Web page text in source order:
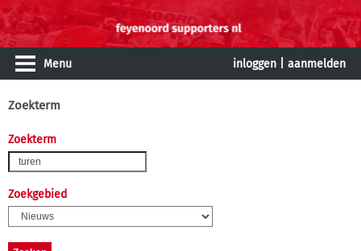
Menu inloggen aanmelden
Zoekterm
Zoekterm
Zoekgebied